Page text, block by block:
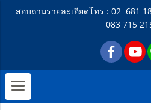
สอบถามรายละเอียดโทร : 02 681
083 715